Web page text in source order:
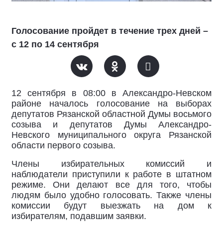
Голосование пройдет в течение трех дней –
с 12 по 14 сентября
12 сентября в 08:00 в Александро-Невском
районе началось голосование на выборах
депутатов Рязанской областной Думы восьмого
созыва и депутатов Думы Александро-
Невского муниципального округа Рязанской
области первого созыва.
Члены избирательных комиссий и
наблюдатели приступили к работе в штатном
режиме. Они делают все для того, чтобы
людям было удобно голосовать. Также члены
комиссии будут выезжать на дом к
избирателям, подавшим заявки.